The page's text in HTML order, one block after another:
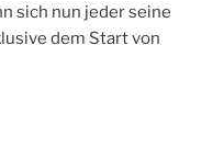
sich nun jeder seine
dem Start von